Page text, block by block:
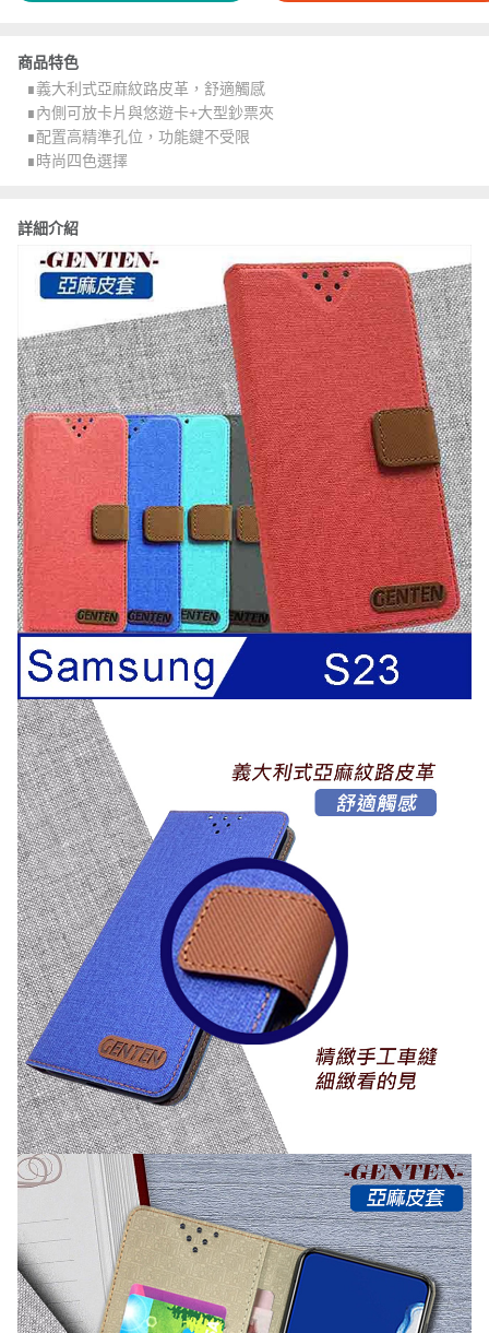
商品特色
∎義大利式亞麻紋路皮革，舒適觸感
∎內側可放卡片與悠遊卡+大型鈔票夾
∎配置高精準孔位，功能鍵不受限
∎時尚四色選擇
詳細介紹